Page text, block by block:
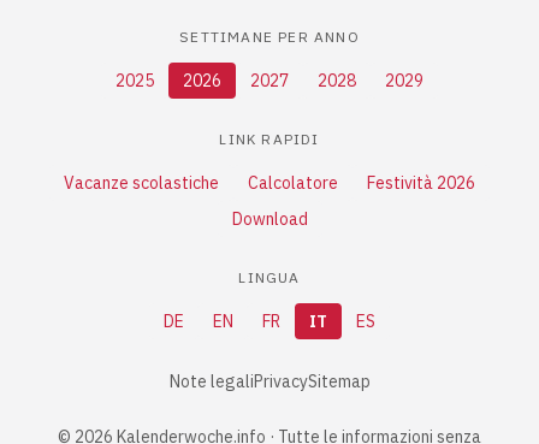
SETTIMANE PER ANNO
2025 2026 2027 2028 2029
LINK RAPIDI
Vacanze scolastiche Calcolatore
Festività 2026
Download
LINGUA
DE EN FR IT ES
Note legaliPrivacySitemap
© 2026 Kalenderwoche.info · Tutte le informazioni senza